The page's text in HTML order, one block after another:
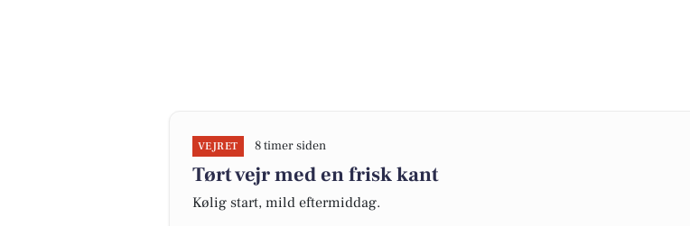
VEJRET 8 timer siden
Tørt vejr med en frisk kant
Kølig start, mild eftermiddag.